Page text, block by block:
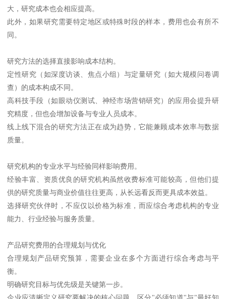
大，研究成本也会相应提高。
此外，如果研究需要特定地区或特殊时段的样本，费用也会有所不
同。
研究方法的选择直接影响成本结构。
定性研究（如深度访谈、焦点小组）与定量研究（如大规模问卷调
查）的成本构成不同。
高科技手段（如眼动仪测试、神经市场营销研究）的应用会提升研
究精度，但也会增加设备与专业人员成本。
线上线下混合的研究方法正在成为趋势，它能兼顾成本效率与数据
质量。
研究机构的专业水平与经验同样影响费用。
经验丰富、资质优良的研究机构虽然收费标准可能较高，但他们提
供的研究质量与商业价值往往更高，从长远看反而更具成本效益。
选择研究伙伴时，不应仅以价格为标准，而应综合考虑机构的专业
能力、行业经验与服务质量。
产品研究费用的合理规划与优化
合理规划产品研究预算，需要企业在多个方面进行综合考虑与平
衡。
明确研究目标与优先级是关键第一步。
企业应清晰定义研究要解决的核心问题，区分"必须知道"与"最好知